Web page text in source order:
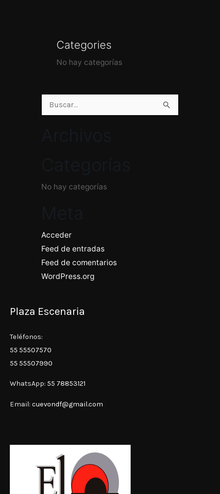
Categories
No hay categorías
Buscar
No hay categorías
Acceder
Feed de entradas
Feed de comentarios
WordPress.org
Plaza Escenaria
Teléfonos:
55 55507570
55 55507990
WhatsApp: 55 78853121
Email: cuevondf@gmail.com